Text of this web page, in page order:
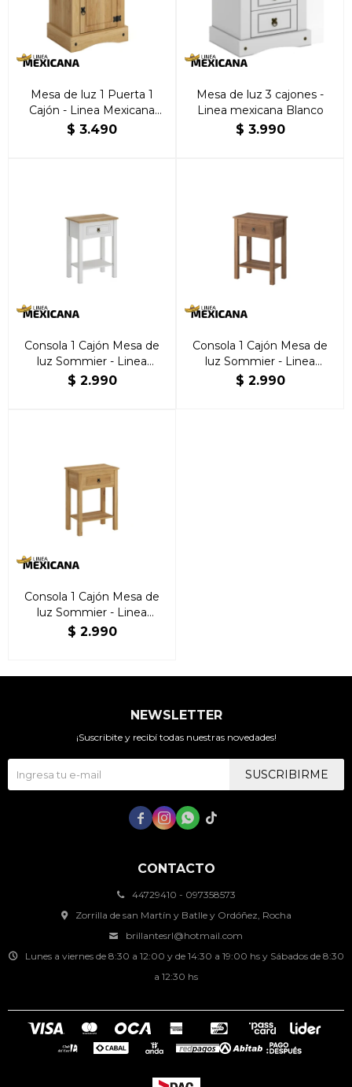
Mesa de luz 1 Puerta 1
Cajón - Linea Mexicana
Natural
$ 3.490
Mesa de luz 3 cajones -
Linea mexicana Blanco
$ 3.990
Consola 1 Cajón Mesa de
luz Sommier - Linea
Mexicana Blanco
$ 2.990
Consola 1 Cajón Mesa de
luz Sommier - Linea
Mexicana Nogal
$ 2.990
Consola 1 Cajón Mesa de
luz Sommier - Linea
Mexicana Natural
$ 2.990
CONTACTO
44729410 - 097358573
Zorrilla de san Martín y Batlle y Ordóñez, Rocha
brillantesrl@hotmail.com
Lunes a viernes de 8:30 a 12:00 y de 14:30 a 19:00 hs y Sábados de 8:30
a 12:30 hs
NEWSLETTER
¡Suscribite y recibí todas nuestras novedades!
SUSCRIBIRME
   